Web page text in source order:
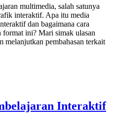
multimedia, salah satunya
interaktif. Apa itu media
dan bagaimana cara
format ini? Mari simak ulasan
melanjutkan pembahasan terkait
Interaktif